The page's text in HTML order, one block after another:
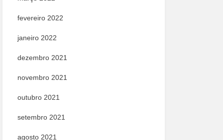
fevereiro 2022
janeiro 2022
dezembro 2021
novembro 2021
outubro 2021
setembro 2021
agosto 2021